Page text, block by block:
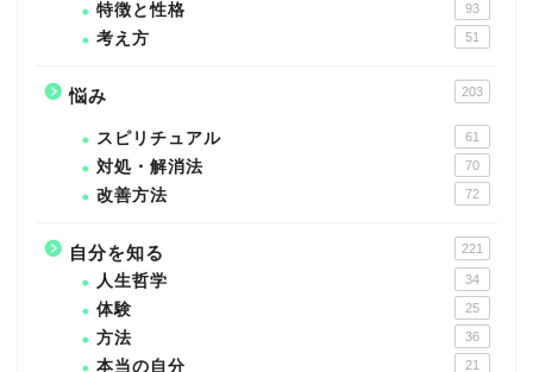
特徴と性格 93
考え方 51
悩み 203
スピリチュアル 61
対処・解消法 70
改善方法 72
自分を知る 221
人生哲学 34
体験 25
方法 36
本当の自分 21